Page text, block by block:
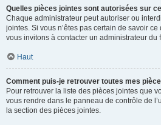
Quelles pièces jointes sont autorisées sur
Chaque administrateur peut autoriser ou
jointes. Si vous n’êtes pas certain de savoir
vous invitons à contacter un administrateur du
Haut
Comment puis-je retrouver toutes mes
Pour retrouver la liste des pièces jointes que
vous rendre dans le panneau de contrôle de
la section des pièces jointes.